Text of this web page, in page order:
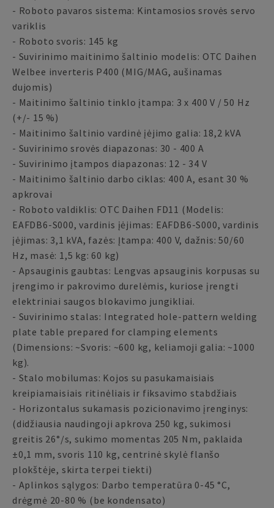
- Roboto pavaros sistema: Kintamosios srovės servo
variklis
- Roboto svoris: 145 kg
- Suvirinimo maitinimo šaltinio modelis: OTC Daihen
Welbee inverteris P400 (MIG/MAG, aušinamas
dujomis)
- Maitinimo šaltinio tinklo įtampa: 3 x 400 V / 50 Hz
(+/- 15 %)
- Maitinimo šaltinio vardinė įėjimo galia: 18,2 kVA
- Suvirinimo srovės diapazonas: 30 - 400 A
- Suvirinimo įtampos diapazonas: 12 - 34 V
- Maitinimo šaltinio darbo ciklas: 400 A, esant 30 %
apkrovai
- Roboto valdiklis: OTC Daihen FD11 (Modelis:
EAFDB6-S000, vardinis įėjimas: EAFDB6-S000, vardinis
įėjimas: 3,1 kVA, fazės: Įtampa: 400 V, dažnis: 50/60
Hz, masė: 1,5 kg: 60 kg)
- Apsauginis gaubtas: Lengvas apsauginis korpusas su
įrengimo ir pakrovimo durelėmis, kuriose įrengti
elektriniai saugos blokavimo jungikliai.
- Suvirinimo stalas: Integrated hole-pattern welding
plate table prepared for clamping elements
(Dimensions: ~Svoris: ~600 kg, keliamoji galia: ~1000
kg).
- Stalo mobilumas: Kojos su pasukamaisiais
kreipiamaisiais ritinėliais ir fiksavimo stabdžiais
- Horizontalus sukamasis pozicionavimo įrenginys:
(didžiausia naudingoji apkrova 250 kg, sukimosi
greitis 26°/s, sukimo momentas 205 Nm, paklaida
±0,1 mm, svoris 110 kg, centrinė skylė flanšo
plokštėje, skirta terpei tiekti)
- Aplinkos sąlygos: Darbo temperatūra 0-45 °C,
drėgmė 20-80 % (be kondensato)